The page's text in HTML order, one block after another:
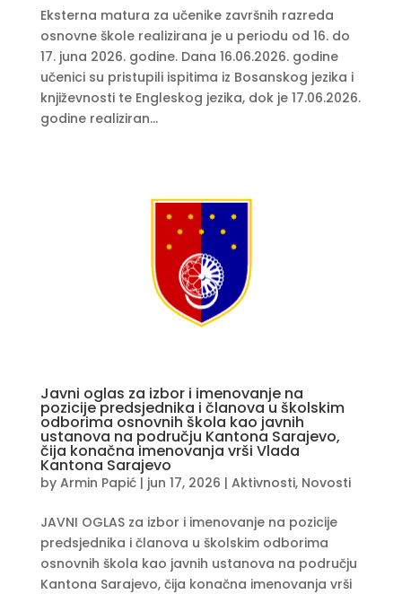
Eksterna matura za učenike završnih razreda
osnovne škole realizirana je u periodu od 16. do
17. juna 2026. godine. Dana 16.06.2026. godine
učenici su pristupili ispitima iz Bosanskog jezika i
književnosti te Engleskog jezika, dok je 17.06.2026.
godine realiziran...
Javni oglas za izbor i imenovanje na
pozicije predsjednika i članova u školskim
odborima osnovnih škola kao javnih
ustanova na području Kantona Sarajevo,
čija konačna imenovanja vrši Vlada
Kantona Sarajevo
by Armin Papić| jun 17, 2026 | Aktivnosti, Novosti
JAVNI OGLAS za izbor i imenovanje na pozicije
predsjednika i članova u školskim odborima
osnovnih škola kao javnih ustanova na području
Kantona Sarajevo, čija konačna imenovanja vrši